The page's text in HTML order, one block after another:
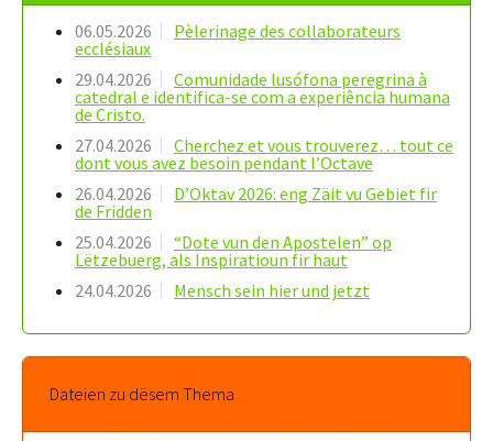
06.05.2026
Pèlerinage des collaborateurs
ecclésiaux
29.04.2026
Comunidade lusófona peregrina à
catedral e identifica-se com a experiência humana
de Cristo.
27.04.2026
Cherchez et vous trouverez… tout ce
dont vous avez besoin pendant l’Octave
26.04.2026
D’Oktav 2026: eng Zäit vu Gebiet fir
de Fridden
25.04.2026
“Dote vun den Apostelen” op
Lëtzebuerg, als Inspiratioun fir haut
24.04.2026
Mensch sein hier und jetzt
Dateien zu dësem Thema